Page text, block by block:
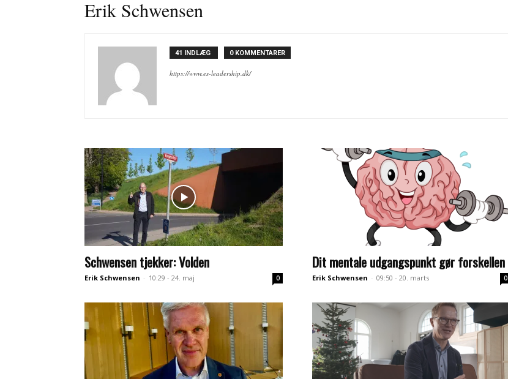
Erik Schwensen
41 INDLÆG 0 KOMMENTARER
https://www.es-leadership.dk/
Schwensen tjekker: Volden
Erik Schwensen - 10:29 - 24. maj 0
Dit mentale udgangspunkt gør forskellen
Erik Schwensen - 09:50 - 20. marts 0